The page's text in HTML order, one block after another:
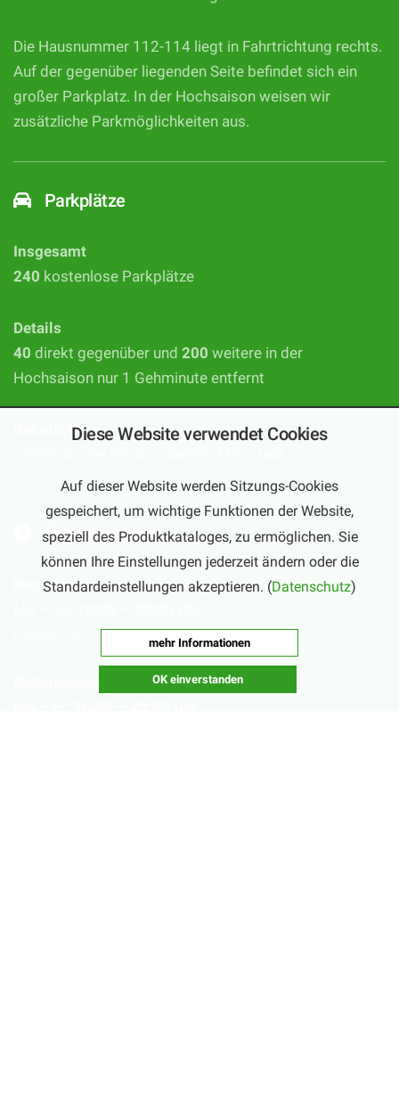
Die Hausnummer 112-114 liegt in Fahrtrichtung rechts.
Auf der gegenüber liegenden Seite befindet sich ein
großer Parkplatz. In der Hochsaison weisen wir
zusätzliche Parkmöglichkeiten aus.
Parkplätze
Insgesamt
240 kostenlose Parkplätze
Details
40 direkt gegenüber und 200 weitere in der
Hochsaison nur 1 Gehminute entfernt
Öffnungszeiten
Hochsaison
(September – Februar)
Diese Website verwendet Cookies
Auf dieser Website werden Sitzungs-Cookies
gespeichert, um wichtige Funktionen der Website,
speziell des Produktkataloges, zu ermöglichen. Sie
können Ihre Einstellungen jederzeit ändern oder die
Standardeinstellungen akzeptieren. (Datenschutz)
mehr Informationen
OK einverstanden